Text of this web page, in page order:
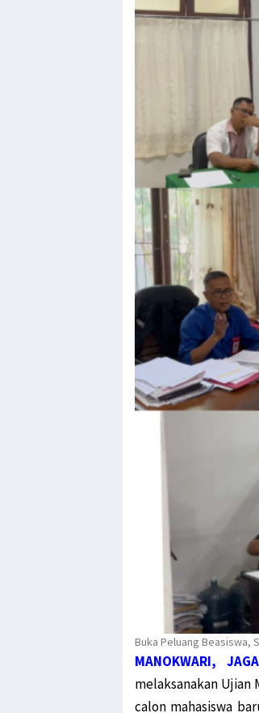
Buka Peluang Beasiswa,
MANOKWARI,
melaksanakan
calon mahasiswa